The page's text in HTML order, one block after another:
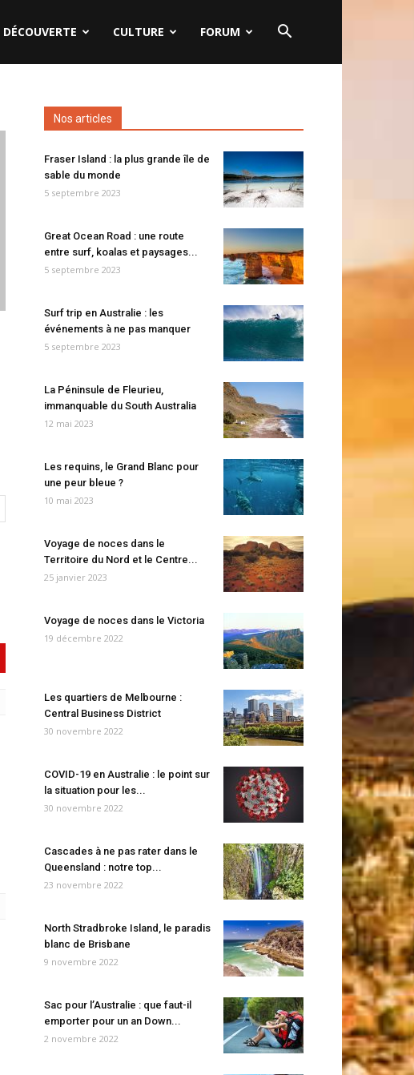
DÉCOUVERTE CULTURE FORUM
Nos articles
Fraser Island : la plus grande île de
sable du monde
5 septembre 2023
Great Ocean Road : une route
entre surf, koalas et paysages...
5 septembre 2023
Surf trip en Australie : les
événements à ne pas manquer
5 septembre 2023
La Péninsule de Fleurieu,
immanquable du South Australia
12 mai 2023
Les requins, le Grand Blanc pour
une peur bleue ?
10 mai 2023
Voyage de noces dans le
Territoire du Nord et le Centre...
25 janvier 2023
Voyage de noces dans le Victoria
19 décembre 2022
Les quartiers de Melbourne :
Central Business District
30 novembre 2022
COVID-19 en Australie : le point sur
la situation pour les...
30 novembre 2022
Cascades à ne pas rater dans le
Queensland : notre top...
23 novembre 2022
North Stradbroke Island, le paradis
blanc de Brisbane
9 novembre 2022
Sac pour l’Australie : que faut-il
emporter pour un an Down...
2 novembre 2022